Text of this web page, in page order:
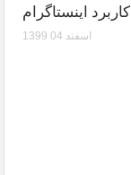
کاربرد اینستاگرام
1399 اسفند 04